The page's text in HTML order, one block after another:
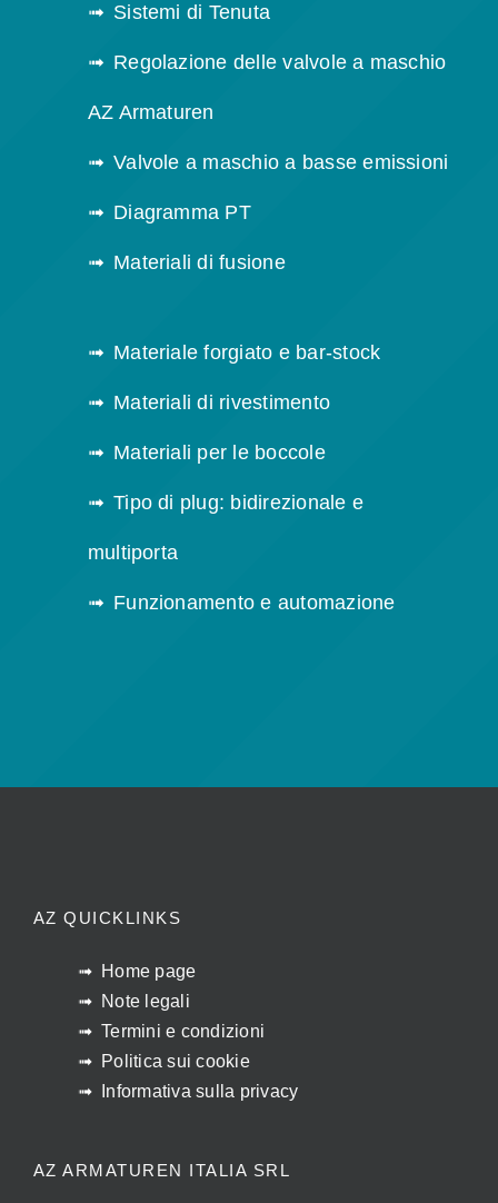
Sistemi di Tenuta
Regolazione delle valvole a maschio
AZ Armaturen
Valvole a maschio a basse emissioni
Diagramma PT
Materiali di fusione
Materiale forgiato e bar-stock
Materiali di rivestimento
Materiali per le boccole
Tipo di plug: bidirezionale e
multiporta
Funzionamento e automazione
AZ QUICKLINKS
Home page
Note legali
Termini e condizioni
Politica sui cookie
Informativa sulla privacy
AZ ARMATUREN ITALIA SRL